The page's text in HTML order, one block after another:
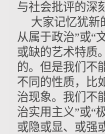
与社会批评的深
大家记忆犹新
从属于政治”或“
或缺的艺术特质
的。但是我们不
不同的性质，比
治现象。我们不
治实用主义”或“
或隐或显、或强